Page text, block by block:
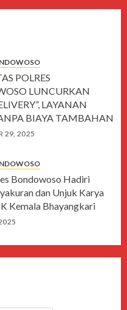
POLRES
LUNCURKAN
LAYANAN
BIAYA TAMBAHAN
29, 2025
Bondowoso Hadiri
dan Unjuk Karya
Kemala Bhayangkari